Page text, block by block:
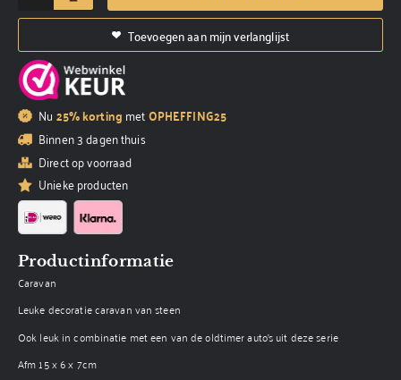
Toevoegen aan mijn verlanglijst
Nu 25% korting metOPHEFFING25
Binnen 3 dagen thuis
Direct op voorraad
Unieke producten
Productinformatie
Caravan
Leuke decoratie caravan van steen
Ook leuk in combinatie met een van de oldtimer auto's uit deze serie
Afm 15 x 6 x 7cm